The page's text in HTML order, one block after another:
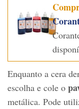
Enquanto a cera
escolha e cole o
metálica. Pode